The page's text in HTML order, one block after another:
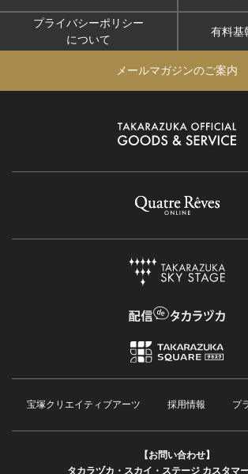
プライバシーポリシー
について
有料基
メールマガジンのご案内
宝塚クリエイティブアーツ 採用情報 プ
【お問い合わせ】
タカラヅカ・スカイ・ステージ カスタマ